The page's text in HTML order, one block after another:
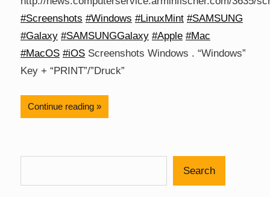
#Screenshots #Windows #LinuxMint #SAMSUNG
#Galaxy #SAMSUNGGalaxy #Apple #Mac
#MacOS #iOS Screenshots Windows . “Windows”
Key + “PRINT”/”Druck”
Continue reading
Search